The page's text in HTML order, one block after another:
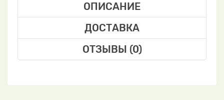
ОПИСАНИЕ
ДОСТАВКА
ОТЗЫВЫ (0)